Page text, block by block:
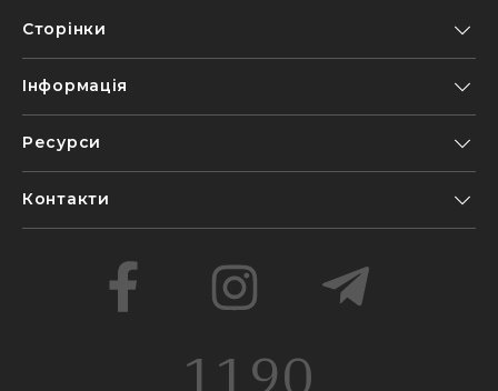
Сторінки
Інформація
Ресурси
Контакти
1190